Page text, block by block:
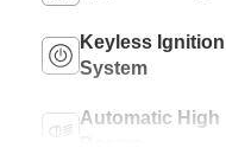
Keyless Ignition
System
Automatic High